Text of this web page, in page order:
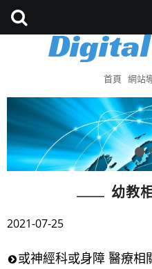
首頁 網站
幼教
2021-07-25
或神經科或身障 醫療相